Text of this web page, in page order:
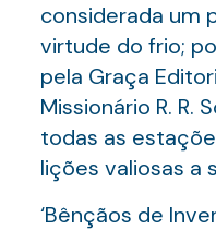
considerada um
virtude do frio;
pela Graça
Missionário R. R.
todas as
lições valiosas a
‘Bênçãos de